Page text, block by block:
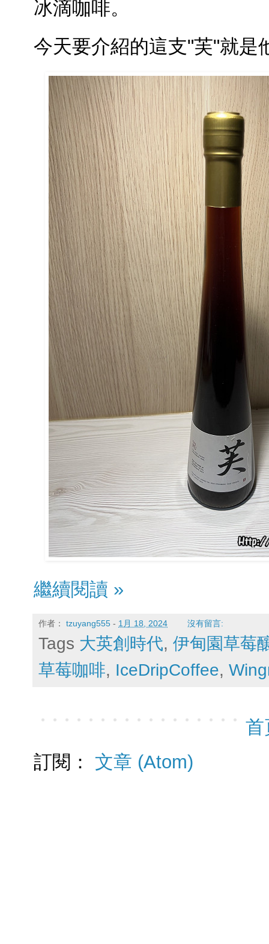
冰滴咖啡。
今天要介紹的這支"芙"就是
繼續閱讀 »
作者： tzuyang555 - 1月 18, 2024 沒有留言:
Tags 大英創時代, 伊甸園草莓
草莓咖啡, IceDripCoffee,
首
訂閱： 文章 (Atom)